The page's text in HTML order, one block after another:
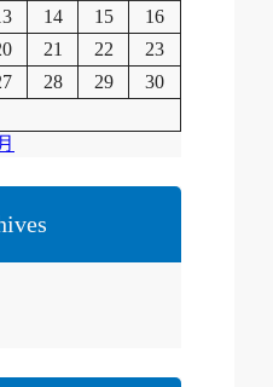
14 15
16
21 22
23
28 29
30